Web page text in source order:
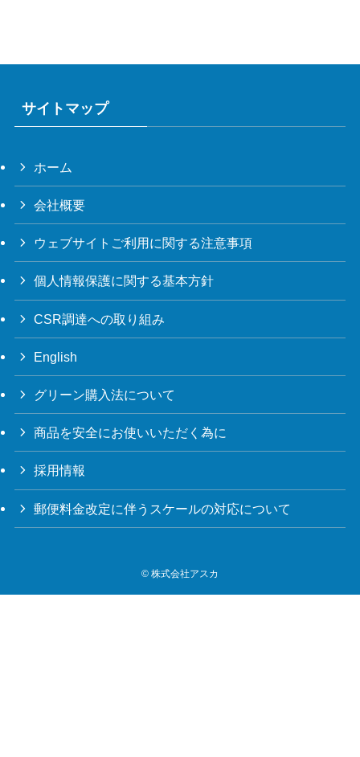
サイトマップ
ホーム
会社概要
ウェブサイトご利用に関する注意事項
個人情報保護に関する基本方針
CSR調達への取り組み
English
グリーン購入法について
商品を安全にお使いいただく為に
採用情報
郵便料金改定に伴うスケールの対応について
© 株式会社アスカ